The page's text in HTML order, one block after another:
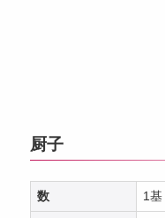
厨子
数 1基